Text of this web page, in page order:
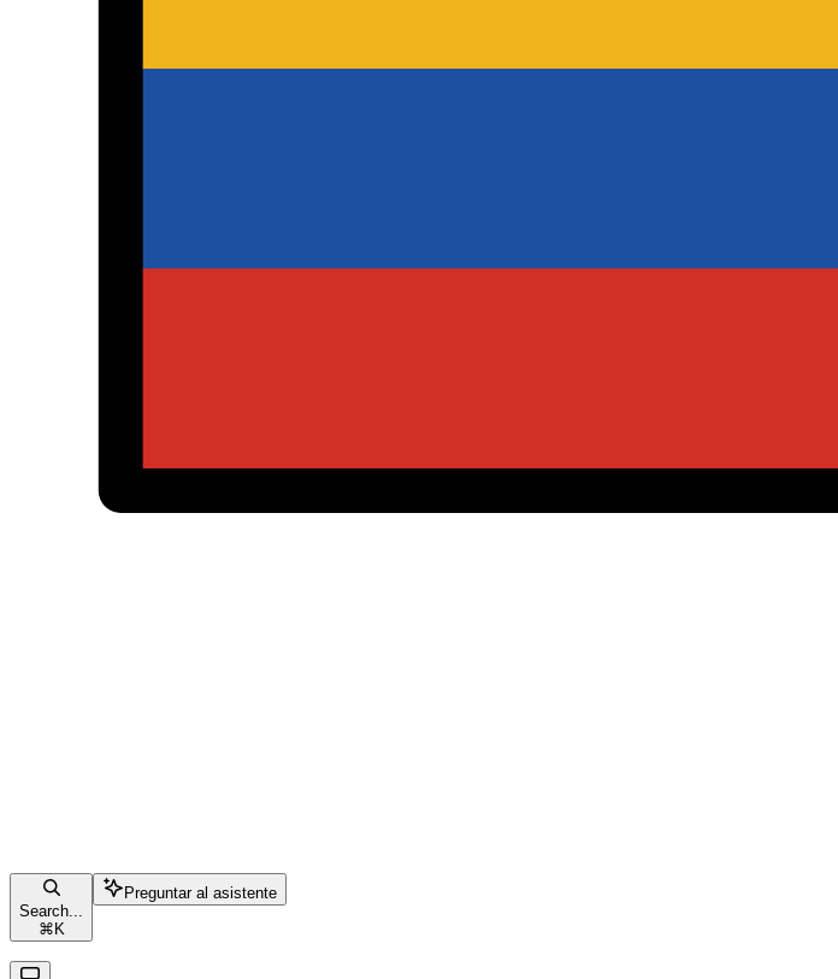
Search...
⌘ K
Preguntar al asistente